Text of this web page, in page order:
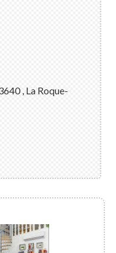
, La Roque-